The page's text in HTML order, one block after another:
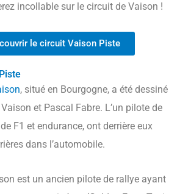
incollable sur le circuit de Vaison !
le circuit Vaison Piste
, situé en Bourgogne, a été dessiné
et Pascal Fabre. L’un pilote de
F1 et endurance, ont derrière eux
dans l’automobile.
est un ancien pilote de rallye ayant